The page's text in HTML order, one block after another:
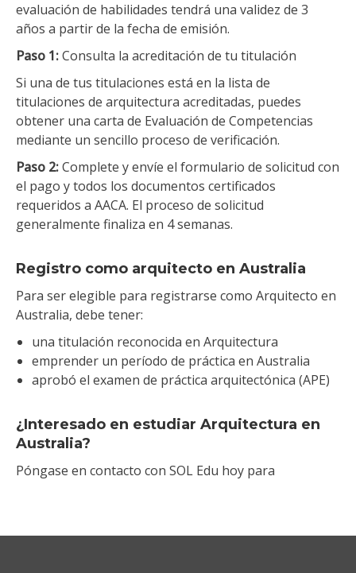
evaluación de habilidades tendrá una validez de 3
años a partir de la fecha de emisión.
Paso 1:Consulta la acreditación de tu titulación
Si una de tus titulaciones está en la lista de
titulaciones de arquitectura acreditadas, puedes
obtener una carta de Evaluación de Competencias
mediante un sencillo proceso de verificación.
Paso 2:Complete y envíe el formulario de solicitud con
el pago y todos los documentos certificados
requeridos a AACA. El proceso de solicitud
generalmente finaliza en 4 semanas.
Registro como arquitecto en Australia
Para ser elegible para registrarse como Arquitecto en
Australia, debe tener:
una titulación reconocida en Arquitectura
emprender un período de práctica en Australia
aprobó el examen de práctica arquitectónica (APE)
¿Interesado en estudiar Arquitectura en
Australia?
Póngase en contacto con SOL Edu hoy para